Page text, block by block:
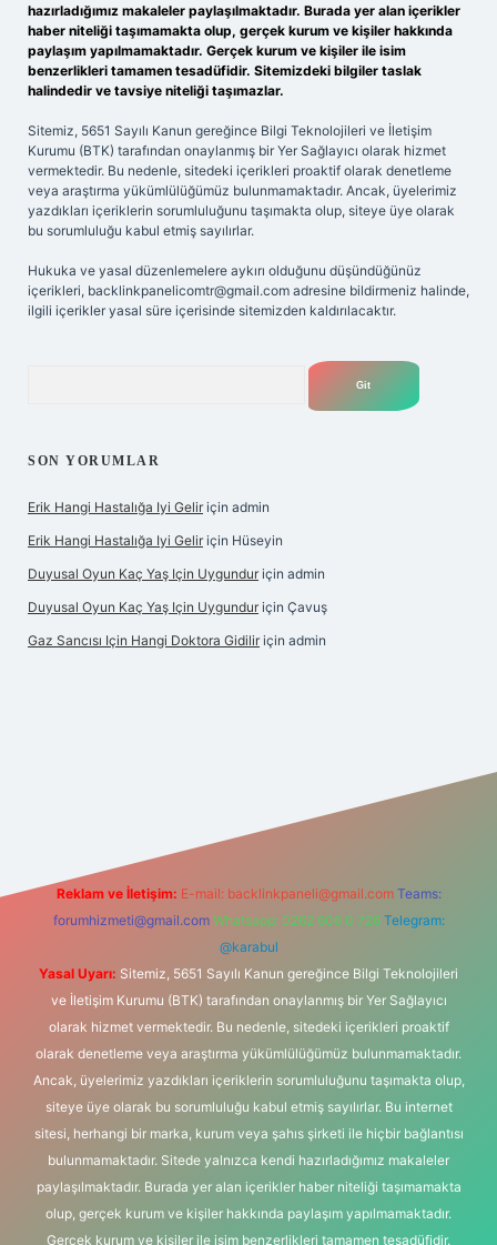
hazırladığımız makaleler paylaşılmaktadır. Burada yer alan içerikler
haber niteliği taşımamakta olup, gerçek kurum ve kişiler hakkında
paylaşım yapılmamaktadır. Gerçek kurum ve kişiler ile isim
benzerlikleri tamamen tesadüfidir. Sitemizdeki bilgiler taslak
halindedir ve tavsiye niteliği taşımazlar.
Sitemiz, 5651 Sayılı Kanun gereğince Bilgi Teknolojileri ve İletişim
Kurumu (BTK) tarafından onaylanmış bir Yer Sağlayıcı olarak hizmet
vermektedir. Bu nedenle, sitedeki içerikleri proaktif olarak denetleme
veya araştırma yükümlülüğümüz bulunmamaktadır. Ancak, üyelerimiz
yazdıkları içeriklerin sorumluluğunu taşımakta olup, siteye üye olarak
bu sorumluluğu kabul etmiş sayılırlar.
Hukuka ve yasal düzenlemelere aykırı olduğunu düşündüğünüz
içerikleri, backlinkpanelicomtr@gmail.com adresine bildirmeniz halinde,
ilgili içerikler yasal süre içerisinde sitemizden kaldırılacaktır.
SON YORUMLAR
Erik Hangi Hastalığa Iyi Gelir için admin
Erik Hangi Hastalığa Iyi Gelir için Hüseyin
Duyusal Oyun Kaç Yaş Için Uygundur için admin
Duyusal Oyun Kaç Yaş Için Uygundur için Çavuş
Gaz Sancısı Için Hangi Doktora Gidilir için admin
Reklam ve İletişim: E-mail: backlinkpaneli@gmail.com Teams:
forumhizmeti@gmail.com Whatsapp: 0262 606 0 726 Telegram:
@karabul
Yasal Uyarı: Sitemiz, 5651 Sayılı Kanun gereğince Bilgi Teknolojileri
ve İletişim Kurumu (BTK) tarafından onaylanmış bir Yer Sağlayıcı
olarak hizmet vermektedir. Bu nedenle, sitedeki içerikleri proaktif
olarak denetleme veya araştırma yükümlülüğümüz bulunmamaktadır.
Ancak, üyelerimiz yazdıkları içeriklerin sorumluluğunu taşımakta olup,
siteye üye olarak bu sorumluluğu kabul etmiş sayılırlar. Bu internet
sitesi, herhangi bir marka, kurum veya şahıs şirketi ile hiçbir bağlantısı
bulunmamaktadır. Sitede yalnızca kendi hazırladığımız makaleler
paylaşılmaktadır. Burada yer alan içerikler haber niteliği taşımamakta
olup, gerçek kurum ve kişiler hakkında paylaşım yapılmamaktadır.
Gerçek kurum ve kişiler ile isim benzerlikleri tamamen tesadüfidir.